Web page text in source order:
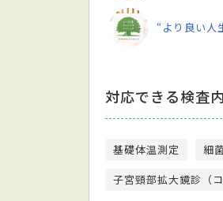
“より良い人
対応できる検査
基礎体温測定 細
子宮頸部拡大鏡診（